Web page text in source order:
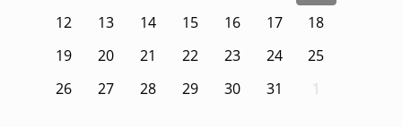
12
13 14 15 16 17
18
19
20 21 22 23 24
25
26
27 28 29 30 31 1